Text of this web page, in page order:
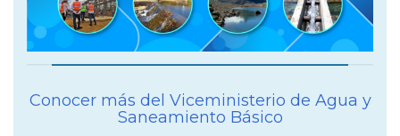
Conocer más del Viceministerio de Agua y
Saneamiento Básico